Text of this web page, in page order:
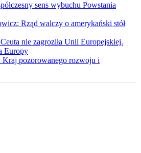
sens wybuchu Powstania
Rząd walczy o amerykański stół
nie zagroziła Unii Europejskiej.
Europy
pozorowanego rozwoju i